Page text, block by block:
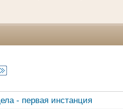
- первая инстанция